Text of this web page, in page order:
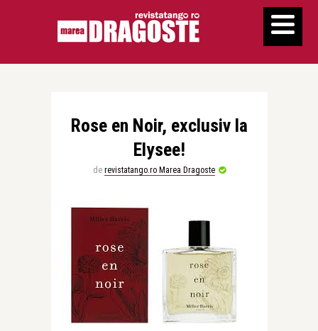
Rose en Noir, exclusiv la
Elysee!
de revistatango.ro Marea Dragoste